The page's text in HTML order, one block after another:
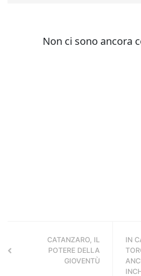
CATANZARO, IL
POTERE DELLA
GIOVENTÙ
IN